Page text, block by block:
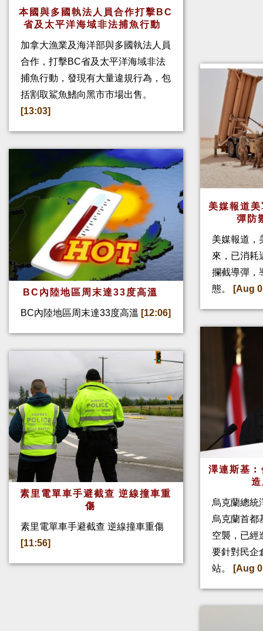
本國與多國執法人員合作打擊BC
省及太平洋海域非法捕魚行動
加拿大漁業及海洋部與多國執法人員
合作，打擊BC省及太平洋海域非法
捕魚行動，發現有大量違規行為，包
括割取鯊魚鰭向黑市市場出售。
[13:03]
BC內陸地區周末達33度高溫
BC內陸地區周末達33度高溫 [12:06]
素里電單車手避截查 逆線撞車重
傷
素里電單車手避截查 逆線撞車重傷
[11:56]
美媒報道
彈防
美媒報道，
來，已消耗
攔截導彈，
態。
[Aug
澤連斯基
烏克蘭總統
烏克蘭首都
空襲，已經
要針對民企
站。
[Aug